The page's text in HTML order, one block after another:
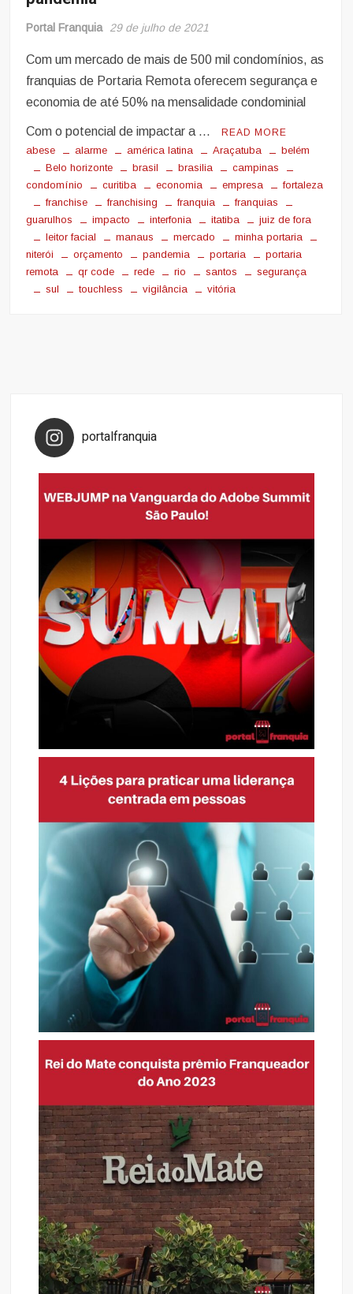
Portal Franquia 29 de julho de 2021
Com um mercado de mais de 500 mil condomínios, as
franquias de Portaria Remota oferecem segurança e
economia de até 50% na mensalidade condominial
Com o potencial de impactar a … READ MORE
abese alarme américa latina Araçatuba
belém
Belo horizonte
brasil brasilia
campinas
condomínio
curitiba economia empresa
fortaleza
franchise
franchising franquia
franquias
guarulhos
impacto interfonia itatiba
juiz de fora
leitor facial
manaus mercado
minha portaria
niterói
orçamento pandemia portaria
portaria
remota
qr code rede rio santos
segurança
sul
touchless vigilância vitória
portalfranquia